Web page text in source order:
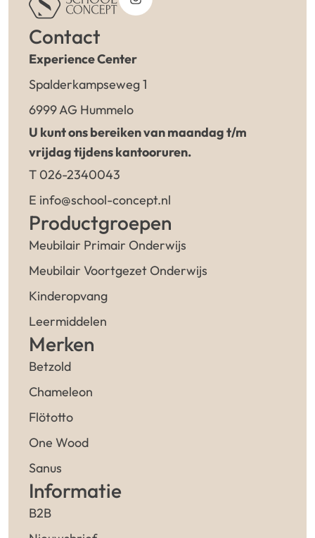
Contact
Experience Center
Spalderkampseweg 1
6999 AG Hummelo
U kunt ons bereiken van maandag t/m
vrijdag tijdens kantooruren.
T 026-2340043
E info@school-concept.nl
Productgroepen
Meubilair Primair Onderwijs
Meubilair Voortgezet Onderwijs
Kinderopvang
Leermiddelen
Merken
Betzold
Chameleon
Flötotto
One Wood
Sanus
Informatie
B2B